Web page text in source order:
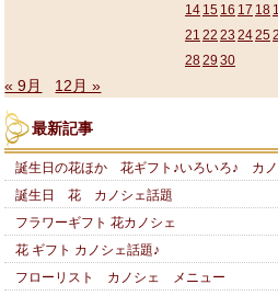
14 15 16 17 18
21 22 23 2425
2829 30
« 9月 12月 »
最新記事
誕生日の花ほか 花ギフト♪いろいろ♪ カノ
誕生日 花 カノシェ話題
フラワーギフト 花カノシェ
花 ギフト カノシェ話題♪
フローリスト カノシェ メニュー